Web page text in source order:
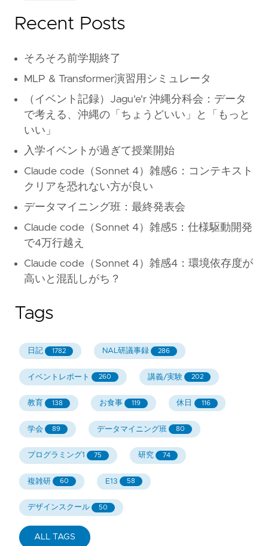
Recent Posts
そろそろ前学期終了
MLP & Transformer演習用シミュレータ
（イベント記録）Jagu'e'r 沖縄分科会：データ
で考える、沖縄の「ちょうどいい」と「もっと
いい」
入学イベントが過ぎて授業開始
Claude code（Sonnet 4）雑感6：コンテキスト
クリアを恐れない方が良い
データマイニング班：最終発表会
Claude code（Sonnet 4）雑感5：仕様駆動開発
で4万行越え
Claude code（Sonnet 4）雑感4：環境依存度が
高いと混乱しがち？
Tags
日記 1782 NAL研議事録 286
イベントレポート 260 講義/実験 202
教育 138 お食事 119 休日 116
学会 89 データマイニング班 80
プログラミング1 75 研究 74
複雑研 60 E13 58
デザインスクール 50
ALL TAGS